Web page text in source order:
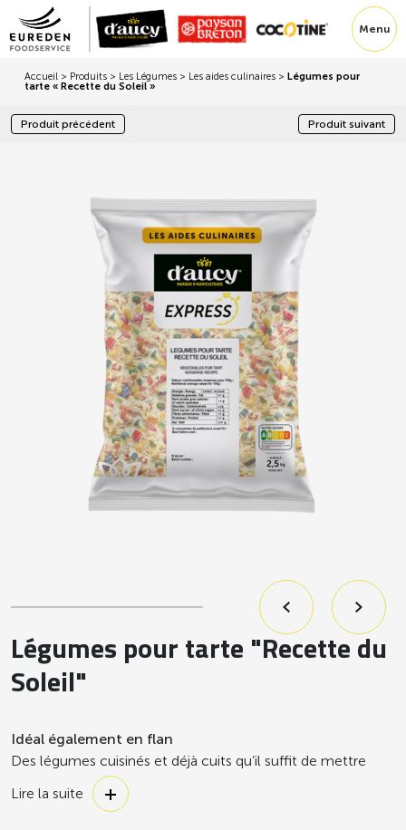
Menu
Accueil > Produits > Les Légumes > Les aides culinaires > Légumes pour
tarte « Recette du Soleil »
Produit précédent Produit suivant
Légumes pour tarte "Recette du
Soleil"
Idéal également en flan
Des légumes cuisinés et déjà cuits qu’il suffit de mettre
dans une pâte à tarte et au four. Avec cette Recette du
soleil, illuminez les assiettes de vos convives en un clin
Lire la suite